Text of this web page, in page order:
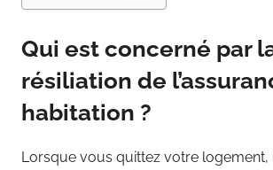
Qui est concerné par
résiliation de
habitation ?
Lorsque vous quittez votre logement,